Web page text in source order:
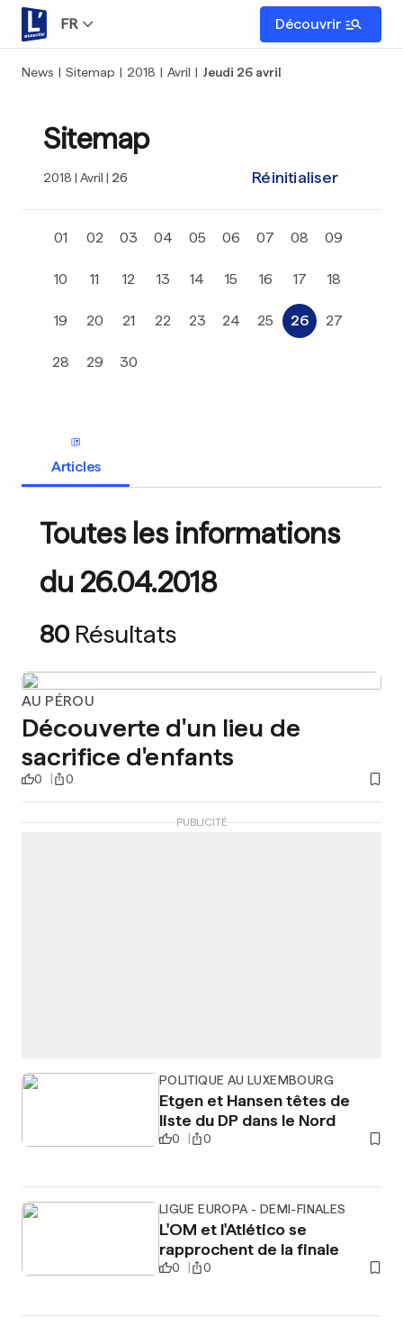
FR Découvrir
News | Sitemap | 2018 | Avril | Jeudi 26 avril
Sitemap
2018 Avril 26 Réinitialiser
01 02 03 04 05 06 07 08 09
10 11 12 13 14 15 16 17 18
19 20 21 22 23 24 25 26 27
28 29 30
Articles
Toutes les informations
du 26.04.2018
80 Résultats
AU PÉROU
Découverte d'un lieu de
sacrifice d'enfants
0 0
POLITIQUE AU LUXEMBOURG
Etgen et Hansen têtes de
liste du DP dans le Nord
0 0
LIGUE EUROPA - DEMI-FINALES
L'OM et l'Atlético se
rapprochent de la finale
0 0
PUBLICITÉ